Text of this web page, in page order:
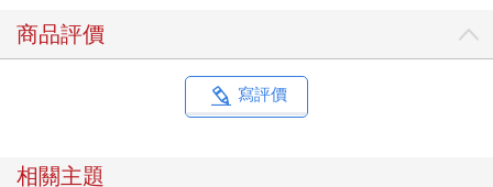
動。如你所見，這個湖挺大的，我估計有八到十哩長，湖面也不
算窄。你可能得找一找。」
他把地圖交給布萊恩，幫布萊恩卸下獨木舟，把行李搬上去。布
商品評價
寫評價
相關主題